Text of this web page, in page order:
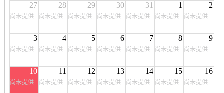
27
尚未提供
28
尚未提供
29
尚未提供
30
尚未提供
31
尚未提供
1
尚未提供
2
尚未提供
3
尚未提供
4
尚未提供
5
尚未提供
6
尚未提供
7
尚未提供
8
尚未提供
9
尚未提供
10
尚未提供
11
尚未提供
12
尚未提供
13
尚未提供
14
尚未提供
15
尚未提供
16
尚未提供